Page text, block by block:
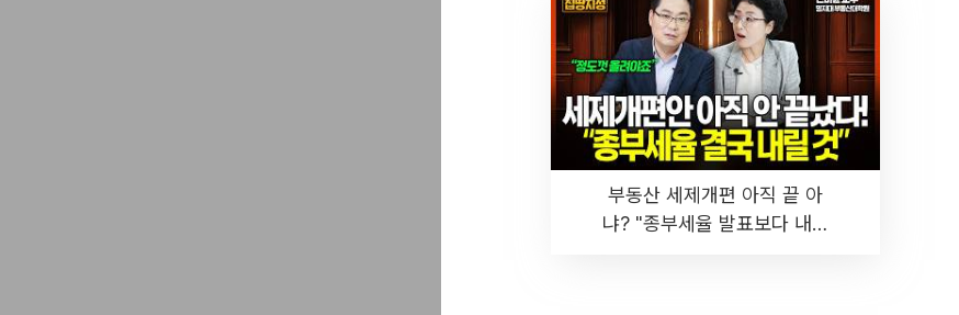
부동산 세제개편 아직 끝 아
냐? "종부세율 발표보다 내릴